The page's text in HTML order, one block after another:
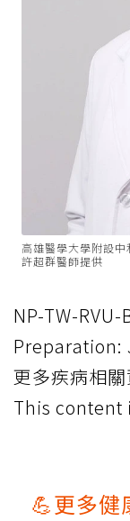
高雄醫學大學附設
許超群醫師提供
NP-TW-
Preparation:
更多疾病相
This content
💪更多健